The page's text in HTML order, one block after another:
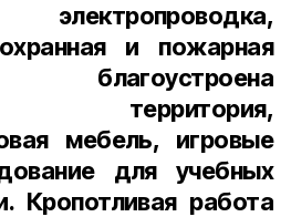
и пожарная
благоустроена
территория,
мебель, игровые
для учебных
Кропотливая работа